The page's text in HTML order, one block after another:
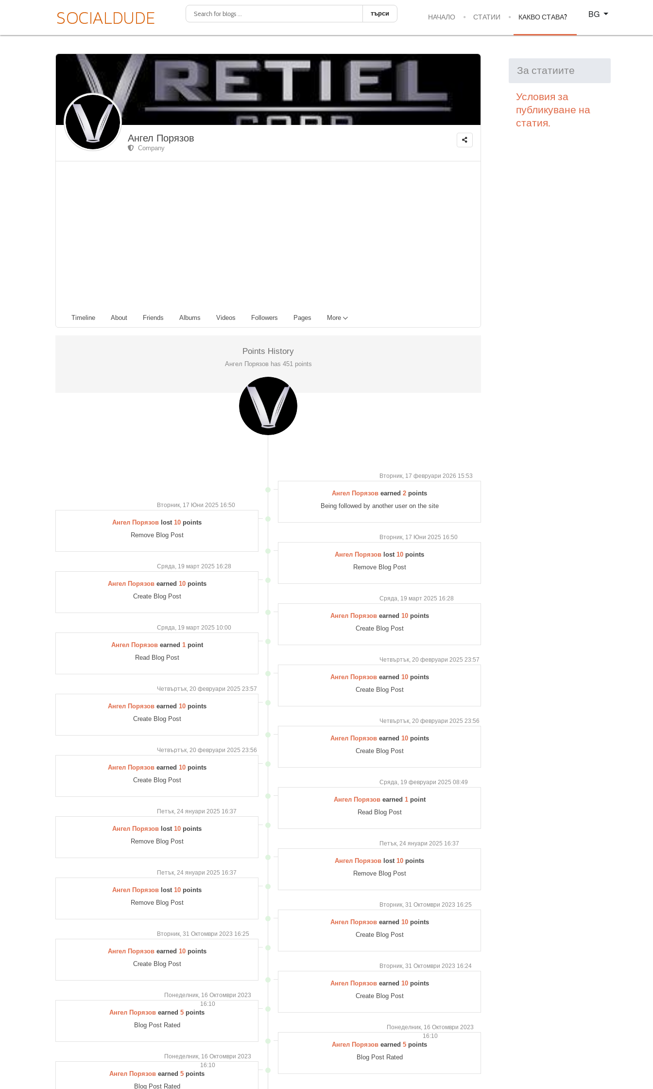
търси НАЧАЛО СТАТИИ КАКВО СТАВА?
Изберете език
BG
Ангел Порязов
Company
Timeline About Friends Albums Videos Followers Pages More
Points History
Ангел Порязов has 451 points
Вторник, 17 февруари 2026 15:53
Ангел Порязов earned 2 points
Being followed by another user on the site
Вторник, 17 Юни 2025 16:50
Ангел Порязов lost 10 points
Remove Blog Post
Вторник, 17 Юни 2025 16:50
Ангел Порязов lost 10 points
Remove Blog Post
Сряда, 19 март 2025 16:28
Ангел Порязовearned 10points
Create Blog Post
Сряда, 19 март 2025 16:28
Ангел Порязовearned 10points
Create Blog Post
Сряда, 19 март 2025 10:00
Ангел Порязовearned 1point
Read Blog Post
Четвъртък, 20 февруари 2025 23:57
Ангел Порязовearned 10points
Create Blog Post
Четвъртък, 20 февруари 2025 23:57
Ангел Порязовearned 10points
Create Blog Post
Четвъртък, 20 февруари 2025 23:56
Ангел Порязовearned 10points
Create Blog Post
Четвъртък, 20 февруари 2025 23:56
Ангел Порязовearned 10points
Create Blog Post
Сряда, 19 февруари 2025 08:49
Ангел Порязовearned 1point
Read Blog Post
Петък, 24 януари 2025 16:37
Ангел Порязов lost 10 points
Remove Blog Post
Петък, 24 януари 2025 16:37
Ангел Порязов lost 10 points
Remove Blog Post
Петък, 24 януари 2025 16:37
Ангел Порязов lost 10 points
Remove Blog Post
Вторник, 31 Октомври 2023 16:25
Ангел Порязовearned 10points
Create Blog Post
Вторник, 31 Октомври 2023 16:25
Ангел Порязовearned 10points
Create Blog Post
Вторник, 31 Октомври 2023 16:24
Ангел Порязовearned 10points
Create Blog Post
Понеделник, 16 Октомври 2023
16:10
Ангел Порязов earned 5 points
Blog Post Rated
Понеделник, 16 Октомври 2023
16:10
Ангел Порязов earned 5 points
Blog Post Rated
Понеделник, 16 Октомври 2023
16:10
Ангел Порязов earned 5 points
Blog Post Rated
За статиите
Условия за
публикуване на
статия.